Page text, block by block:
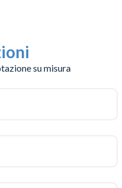
su misura